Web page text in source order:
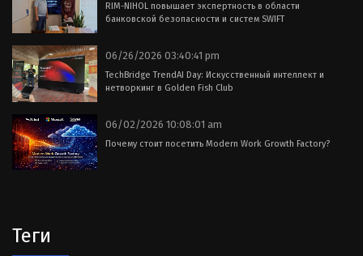
RIM-NIHOL повышает экспертность в области
банковской безопасности и систем SWIFT
06/26/2026 03:40:41 pm
TechBridge TrendAI Day: Искусственный интеллект и
нетворкинг в Golden Fish Club
06/02/2026 10:08:01 am
Почему стоит посетить Modern Work Growth Factory?
Теги